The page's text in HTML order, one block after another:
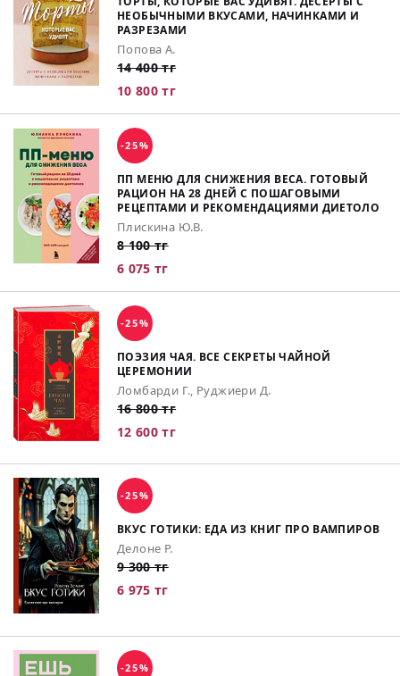
НЕОБЫЧНЫМИ ВКУСАМИ, НАЧИНКАМИ И
РАЗРЕЗАМИ
Попова А.
14 400 тг
10 800 тг
-25%
ПП МЕНЮ ДЛЯ СНИЖЕНИЯ ВЕСА. ГОТОВЫЙ
РАЦИОН НА 28 ДНЕЙ С ПОШАГОВЫМИ
РЕЦЕПТАМИ И РЕКОМЕНДАЦИЯМИ ДИЕТОЛО
Плискина Ю.В.
8 100 тг
6 075 тг
-25%
ПОЭЗИЯ ЧАЯ. ВСЕ СЕКРЕТЫ ЧАЙНОЙ
ЦЕРЕМОНИИ
Ломбарди Г., Руджиери Д.
16 800 тг
12 600 тг
-25%
ВКУС ГОТИКИ: ЕДА ИЗ КНИГ ПРО ВАМПИРОВ
Делоне Р.
9 300 тг
6 975 тг
-25%